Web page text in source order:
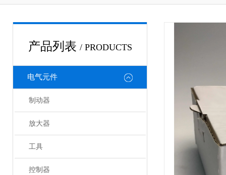
产品列表 / PRODUCTS
电气元件
制动器
放大器
工具
控制器